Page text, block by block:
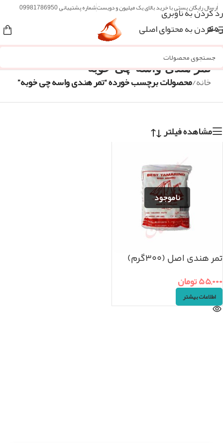
رد کردن به ناوبری
رد کردن به محتوای اصلی
ارسال رایگان پستی با خرید بالای یک میلیون و دویستشماره پشتیبانی 09981786950
منو
تمر هندی واسه چی خوبه
خانه/محصولات برچسب خورده “تمر هندی واسه چی خوبه”
مشاهده فیلتر
تمر هندی اصل (۳۰۰گرم)
۵۵,۰۰۰تومان
اطلاعات بیشتر